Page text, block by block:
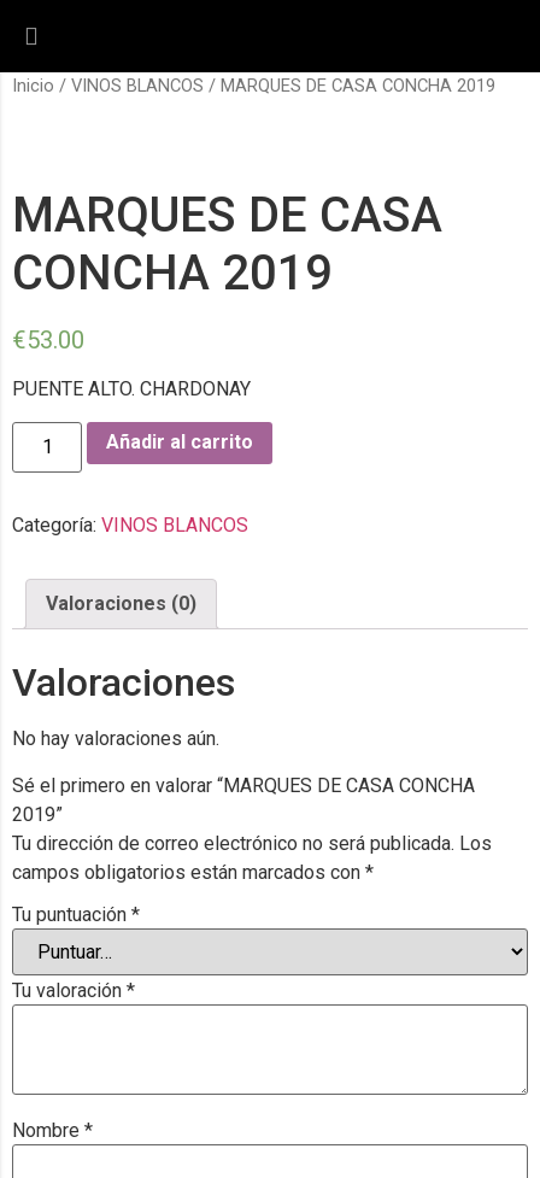
Inicio / VINOS BLANCOS / MARQUES DE CASA CONCHA 2019
MARQUES DE CASA
CONCHA 2019
€53.00
PUENTE ALTO. CHARDONAY
Añadir al carrito
Categoría: VINOS BLANCOS
Valoraciones (0)
Valoraciones
No hay valoraciones aún.
Sé el primero en valorar “MARQUES DE CASA CONCHA
2019”
Tu dirección de correo electrónico no será publicada. Los
campos obligatorios están marcados con *
Tu puntuación *
Tu valoración *
Nombre *